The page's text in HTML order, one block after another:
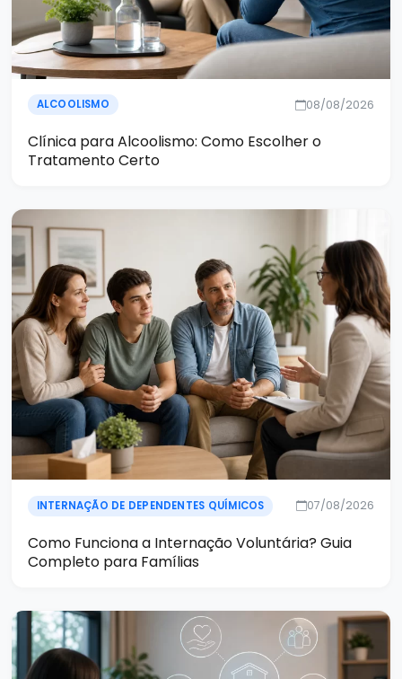
ALCOOLISMO 08/08/2026
Clínica para Alcoolismo: Como Escolher o
Tratamento Certo
INTERNAÇÃO DE DEPENDENTES QUÍMICOS 07/08/2026
Como Funciona a Internação Voluntária? Guia
Completo para Famílias